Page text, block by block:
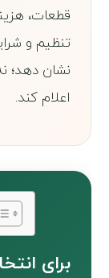
قطعات،
تنظیم و
نشان دهد؛
اعلام کند.
برای